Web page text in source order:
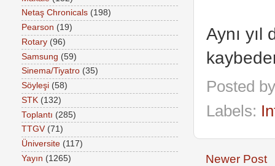
Aynı
Posted
Labels:
Newer Post
Netaş Chronicals (198)
Pearson (19)
Rotary (96)
Samsung (59)
Sinema/Tiyatro (35)
Söyleşi (58)
STK (132)
Toplantı (285)
TTGV (71)
Üniversite (117)
Yayın (1265)